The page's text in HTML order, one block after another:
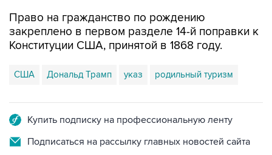
Право на гражданство по рождению
закреплено в первом разделе 14-й поправки к
Конституции США, принятой в 1868 году.
США Дональд Трамп указ родильный туризм
Купить подписку на профессиональную ленту
Подписаться на рассылку главных новостей сайта